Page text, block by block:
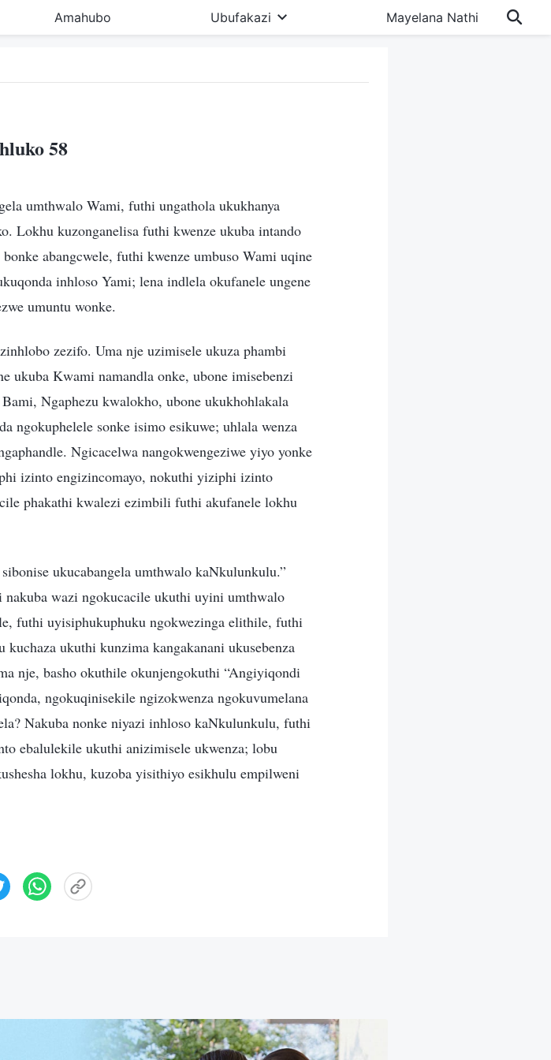
Amahubo Ubufakazi Mayelana Nathi
58
umthwalo Wami, futhi ungathola ukukhanya
Lokhu kuzonganelisa futhi kwenze ukuba intando
abangcwele, futhi kwenze umbuso Wami uqine
inhloso Yami; lena indlela okufanele ungene
umuntu wonke.
zezifo. Uma nje uzimisele ukuza phambi
ukuba Kwami namandla onke, ubone imisebenzi
Ngaphezu kwalokho, ubone ukukhohlakala
ngokuphelele sonke isimo esikuwe; uhlala wenza
Ngicacelwa nangokwengeziwe yiyo yonke
izinto engizincomayo, nokuthi yiziphi izinto
phakathi kwalezi ezimbili futhi akufanele lokhu
ukucabangela umthwalo kaNkulunkulu.”
nakuba wazi ngokucacile ukuthi uyini umthwalo
futhi uyisiphukuphuku ngokwezinga elithile, futhi
ukuthi kunzima kangakanani ukusebenza
nje, basho okuthile okunjengokuthi “Angiyiqondi
ngokuqinisekile ngizokwenza ngokuvumelana
Nakuba nonke niyazi inhloso kaNkulunkulu, futhi
ebalulekile ukuthi anizimisele ukwenza; lobu
lokhu, kuzoba yisithiyo esikhulu empilweni